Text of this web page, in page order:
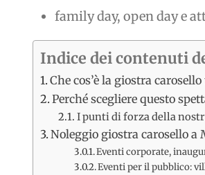
family day, open day e
Indice dei contenuti
Che cos’è la giostra
Perché scegliere questo
I punti di forza della
Noleggio giostra carosello a
Eventi corporate,
Eventi per il pubblico: